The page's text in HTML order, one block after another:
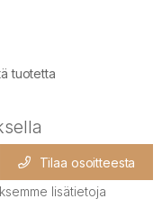
tuotetta
Tilaa osoitteesta
lisätietoja